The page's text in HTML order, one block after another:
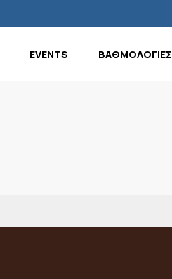
EVENTS ΒΑΘΜΟΛΟΓΙΕΣ